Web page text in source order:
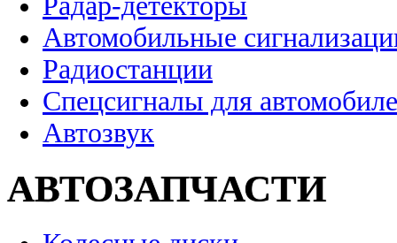
Автомобильные
Радиостанции
Спецсигналы для
Автозвук
АВТОЗАПЧАСТИ